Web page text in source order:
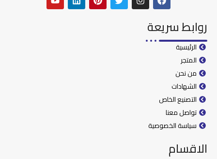
روابط سريعة
الرئيسية
المتجر
من نحن
الشهادات
التصنيع الخاص
تواصل معنا
سياسة الخصوصية
الاقسام